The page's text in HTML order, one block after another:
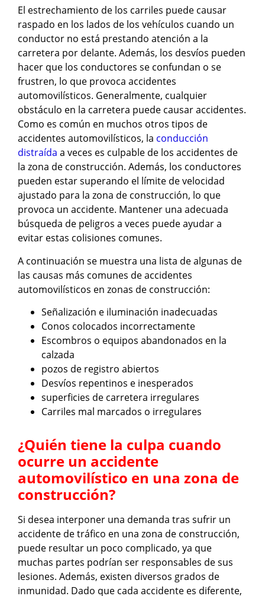
El estrechamiento de los carriles puede causar
raspado en los lados de los vehículos cuando un
conductor no está prestando atención a la
carretera por delante. Además, los desvíos pueden
hacer que los conductores se confundan o se
frustren, lo que provoca accidentes
automovilísticos. Generalmente, cualquier
obstáculo en la carretera puede causar accidentes.
Como es común en muchos otros tipos de
accidentes automovilísticos, la conducción
distraída a veces es culpable de los accidentes de
la zona de construcción. Además, los conductores
pueden estar superando el límite de velocidad
ajustado para la zona de construcción, lo que
provoca un accidente. Mantener una adecuada
búsqueda de peligros a veces puede ayudar a
evitar estas colisiones comunes.
A continuación se muestra una lista de algunas de
las causas más comunes de accidentes
automovilísticos en zonas de construcción:
Señalización e iluminación inadecuadas
Conos colocados incorrectamente
Escombros o equipos abandonados en la
calzada
pozos de registro abiertos
Desvíos repentinos e inesperados
superficies de carretera irregulares
Carriles mal marcados o irregulares
¿Quién tiene la culpa cuando
ocurre un accidente
automovilístico en una zona de
construcción?
Si desea interponer una demanda tras sufrir un
accidente de tráfico en una zona de construcción,
puede resultar un poco complicado, ya que
muchas partes podrían ser responsables de sus
lesiones. Además, existen diversos grados de
inmunidad. Dado que cada accidente es diferente,